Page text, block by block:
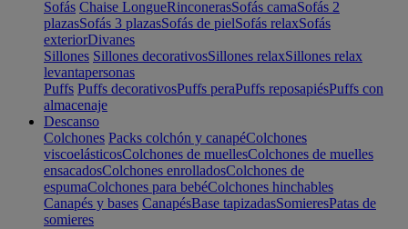
Sofás Chaise LongueRinconerasSofás camaSofás 2
plazasSofás 3 plazasSofás de pielSofás relaxSofás
exteriorDivanes
Sillones Sillones decorativosSillones relaxSillones relax
levantapersonas
Puffs Puffs decorativosPuffs peraPuffs reposapiésPuffs con
almacenaje
Descanso
Colchones Packs colchón y canapéColchones
viscoelásticosColchones de muellesColchones de muelles
ensacadosColchones enrolladosColchones de
espumaColchones para bebéColchones hinchables
Canapés y bases CanapésBase tapizadasSomieresPatas de
somieres